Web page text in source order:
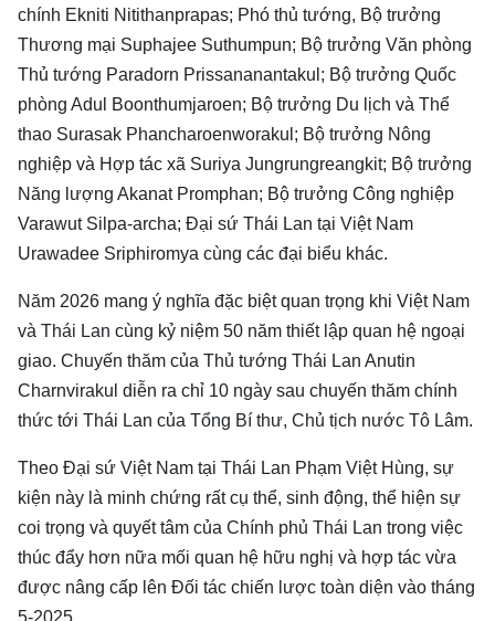
chính Ekniti Nitithanprapas; Phó thủ tướng, Bộ trưởng
Thương mại Suphajee Suthumpun; Bộ trưởng Văn phòng
Thủ tướng Paradorn Prissananantakul; Bộ trưởng Quốc
phòng Adul Boonthumjaroen; Bộ trưởng Du lịch và Thể
thao Surasak Phancharoenworakul; Bộ trưởng Nông
nghiệp và Hợp tác xã Suriya Jungrungreangkit; Bộ trưởng
Năng lượng Akanat Promphan; Bộ trưởng Công nghiệp
Varawut Silpa-archa; Đại sứ Thái Lan tại Việt Nam
Urawadee Sriphiromya cùng các đại biểu khác.
Năm 2026 mang ý nghĩa đặc biệt quan trọng khi Việt Nam
và Thái Lan cùng kỷ niệm 50 năm thiết lập quan hệ ngoại
giao. Chuyến thăm của Thủ tướng Thái Lan Anutin
Charnvirakul diễn ra chỉ 10 ngày sau chuyến thăm chính
thức tới Thái Lan của Tổng Bí thư, Chủ tịch nước Tô Lâm.
Theo Đại sứ Việt Nam tại Thái Lan Phạm Việt Hùng, sự
kiện này là minh chứng rất cụ thể, sinh động, thể hiện sự
coi trọng và quyết tâm của Chính phủ Thái Lan trong việc
thúc đẩy hơn nữa mối quan hệ hữu nghị và hợp tác vừa
được nâng cấp lên Đối tác chiến lược toàn diện vào tháng
5-2025.